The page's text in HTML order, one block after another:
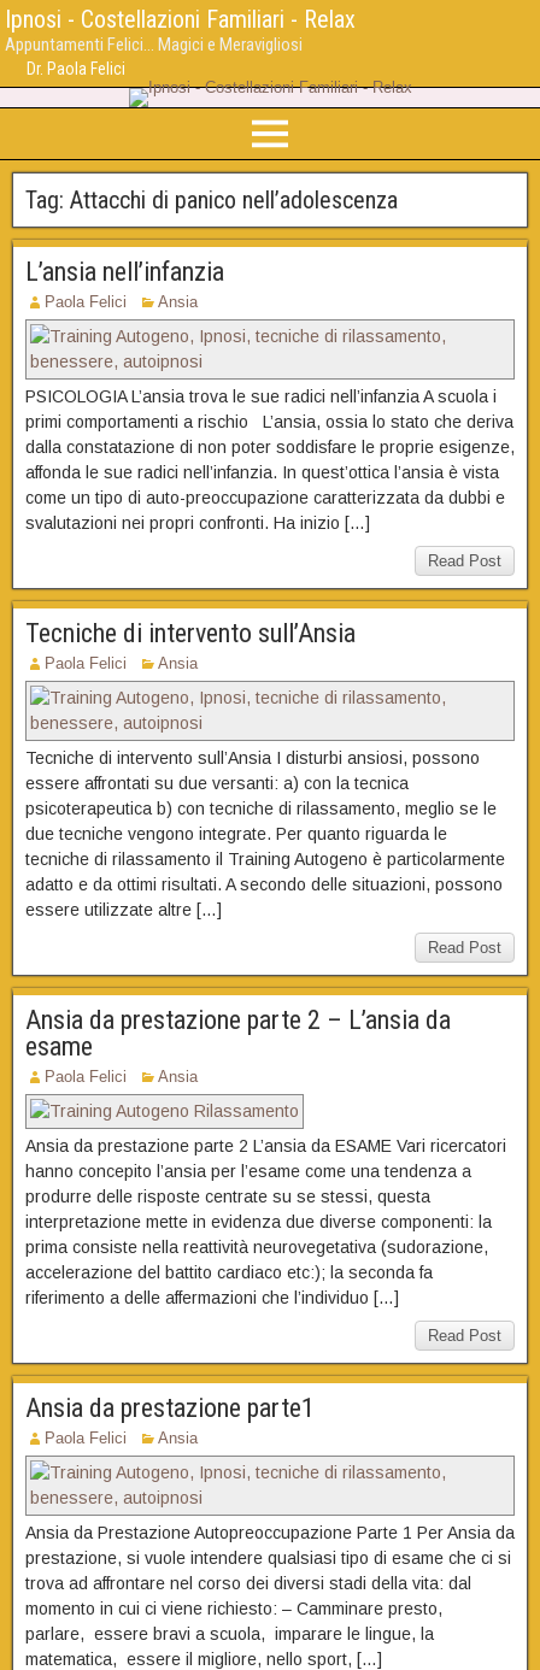
Ipnosi - Costellazioni Familiari - Relax
Appuntamenti Felici... Magici e Meravigliosi
Dr. Paola Felici
Tag: Attacchi di panico nell’adolescenza
L’ansia nell’infanzia
Paola Felici Ansia
PSICOLOGIA L’ansia trova le sue radici nell’infanzia A scuola i
primi comportamenti a rischio L’ansia, ossia lo stato che deriva
dalla constatazione di non poter soddisfare le proprie esigenze,
affonda le sue radici nell’infanzia. In quest’ottica l’ansia è vista
come un tipo di auto-preoccupazione caratterizzata da dubbi e
svalutazioni nei propri confronti. Ha inizio […]
Read Post
Tecniche di intervento sull’Ansia
Paola Felici Ansia
Tecniche di intervento sull’Ansia I disturbi ansiosi, possono
essere affrontati su due versanti: a) con la tecnica
psicoterapeutica b) con tecniche di rilassamento, meglio se le
due tecniche vengono integrate. Per quanto riguarda le
tecniche di rilassamento il Training Autogeno è particolarmente
adatto e da ottimi risultati. A secondo delle situazioni, possono
essere utilizzate altre […]
Read Post
Ansia da prestazione parte 2 – L’ansia da
esame
Paola Felici Ansia
Ansia da prestazione parte 2 L’ansia da ESAME Vari ricercatori
hanno concepito l’ansia per l’esame come una tendenza a
produrre delle risposte centrate su se stessi, questa
interpretazione mette in evidenza due diverse componenti: la
prima consiste nella reattività neurovegetativa (sudorazione,
accelerazione del battito cardiaco etc:); la seconda fa
riferimento a delle affermazioni che l’individuo […]
Read Post
Ansia da prestazione parte1
Paola Felici Ansia
Ansia da Prestazione Autopreoccupazione Parte 1 Per Ansia da
prestazione, si vuole intendere qualsiasi tipo di esame che ci si
trova ad affrontare nel corso dei diversi stadi della vita: dal
momento in cui ci viene richiesto: – Camminare presto,
parlare, essere bravi a scuola, imparare le lingue, la
matematica, essere il migliore, nello sport, […]